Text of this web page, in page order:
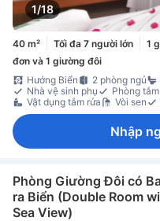
1/18
40 m² Tối đa 7 người lớn
1
đơn và 1 giường đôi
Hướng Biển
2 phòng ngủ
Nhà vệ sinh phụ
Phòng
Vật dụng tắm rửa
Vòi sen
Nhập
Phòng Giường Đôi có
ra Biển (Double Room
Sea View)